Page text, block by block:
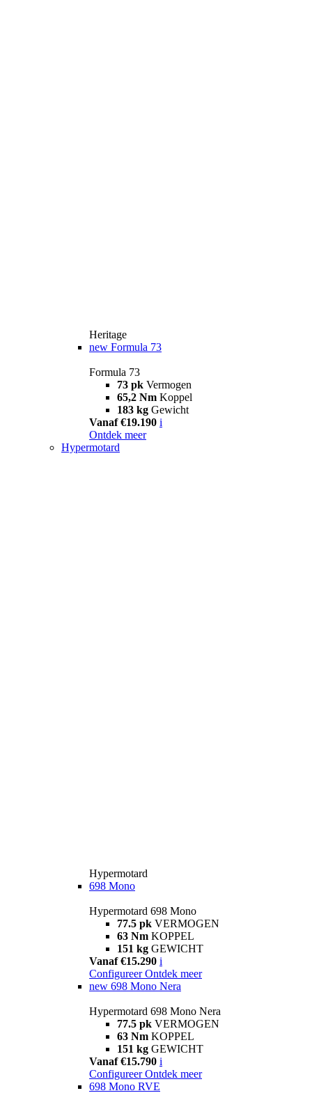
Heritage
new Formula 73
Formula 73
73 pk Vermogen
65,2 Nm Koppel
183 kg Gewicht
Vanaf €19.190 i
Ontdek meer
Hypermotard
Hypermotard
698 Mono
Hypermotard 698 Mono
77.5 pk VERMOGEN
63 Nm KOPPEL
151 kg GEWICHT
Vanaf €15.290 i
Configureer Ontdek meer
new 698 Mono Nera
Hypermotard 698 Mono Nera
77.5 pk VERMOGEN
63 Nm KOPPEL
151 kg GEWICHT
Vanaf €15.790 i
Configureer Ontdek meer
698 Mono RVE